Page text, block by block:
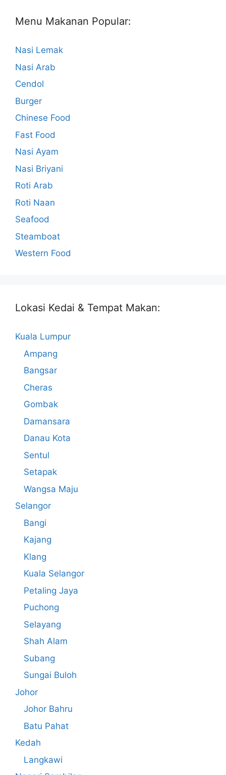
Menu Makanan Popular:
Nasi Lemak
Nasi Arab
Cendol
Burger
Chinese Food
Fast Food
Nasi Ayam
Nasi Briyani
Roti Arab
Roti Naan
Seafood
Steamboat
Western Food
Lokasi Kedai & Tempat Makan:
Kuala Lumpur
Ampang
Bangsar
Cheras
Gombak
Damansara
Danau Kota
Sentul
Setapak
Wangsa Maju
Selangor
Bangi
Kajang
Klang
Kuala Selangor
Petaling Jaya
Puchong
Selayang
Shah Alam
Subang
Sungai Buloh
Johor
Johor Bahru
Batu Pahat
Kedah
Langkawi